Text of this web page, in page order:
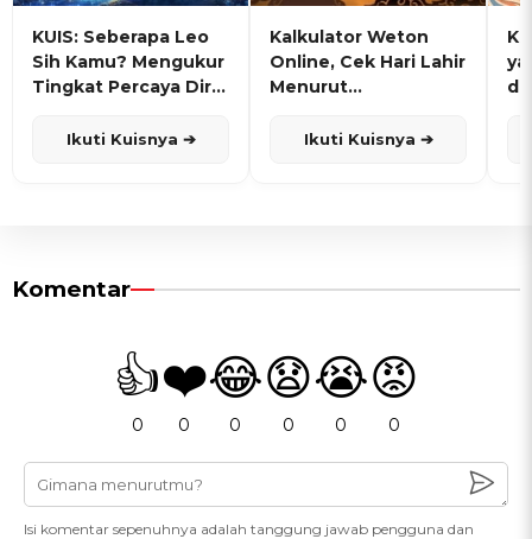
KUIS: Seberapa Leo
Sih Kamu? Mengukur
Tingkat Percaya Diri
Ikuti Kuisnya ➔
Kalkulator Weton
Online, Cek Hari Lahir
Menurut
Ikuti Kuisnya ➔
Komentar
👍
0
❤️
0
😂
0
😧
0
😭
0
😡
0
Isi komentar sepenuhnya adalah tanggung jawab pengguna dan